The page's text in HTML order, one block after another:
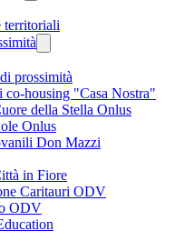
territoriali
prossimità
co-housing "Casa Nostra"
della Stella Onlus
Onlus
Don Mazzi
in Fiore
Caritauri ODV
ODV